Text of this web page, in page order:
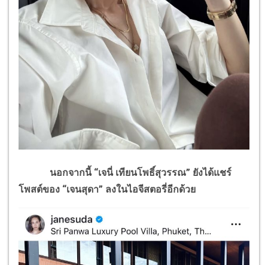
นอกจากนี้ “เจนี่ เทียนโพธิ์สุวรรณ” ยังได้แชร์
โพสต์ของ “เจนสุดา” ลงในไอจีสตอรี่อีกด้วย